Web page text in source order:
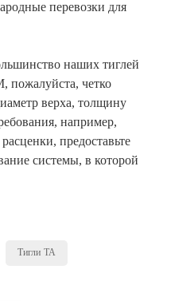
перевозки для
наших тиглей
пожалуйста, четко
верха, толщину
например,
предоставьте
системы, в которой
Тигли ТА